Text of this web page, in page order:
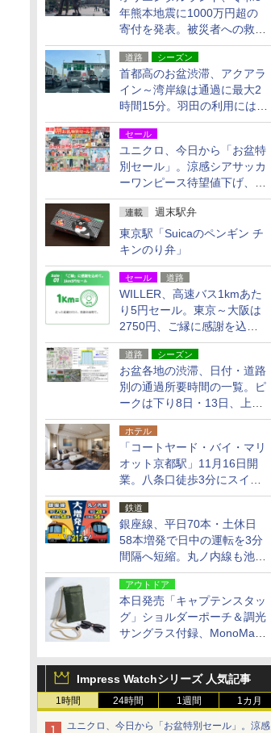
年熊本地震に1000万円超の
寄付を発表。被災者への救援
活動・復旧支援
道路 シーズン
首都高のお盆渋滞、アクアラ
イン～湾岸線は通過に最大2
時間15分。羽田の利用には
「空港西出口」の利用検討を
セール
ユニクロ、今日から「お盆特
別セール」。涼感シアサッカ
ーワンピース待望値下げ、撥
水ギアショーツは1990円に
連載 週末駅弁
東京駅「Suicaのペンギン チ
キンのり弁」
セール 道路
WILLER、高速バス1kmあた
り5円セール。東京～大阪は
2750円、ご縁に感謝を込め
た20周年記念キャンペーン
道路 シーズン
お盆各地の渋滞、日付・道路
別の通過所要時間の一覧。ピ
ークは下り8日・13日、上り
14日・15日
ホテル
「コートヤード・バイ・マリ
オット京都駅」11月16日開
業。八条口徒歩3分にスイー
ト含む全270室、ダイニング
も併設
鉄道
銀座線、平日70本・土休日
58本増発で日中の運転を3分
間隔へ短縮。丸ノ内線も池袋
～中野坂上を4分間隔に
アウトドア
本日発売「キャプテンスタッ
グ」ショルダーポーチ＆調光
サングラス付録、MonoMax
Impress Watchシリーズ 人気記事
1時間 24時間 1週間 1カ月
ユニクロ、今日から「お盆特別セール」。涼感